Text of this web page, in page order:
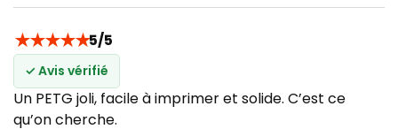
★★★★★5/5
✓ Avis vérifié
Un PETG joli, facile à imprimer et solide. C’est ce
qu’on cherche.